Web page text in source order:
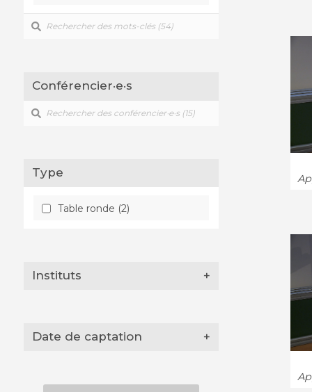
Conférencier·e·s
Type
Table ronde (2)
Instituts +
Date de captation +